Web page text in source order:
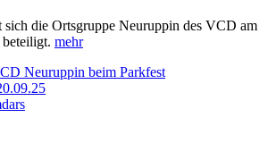
sich die Ortsgruppe Neuruppin des VCD am
mehr